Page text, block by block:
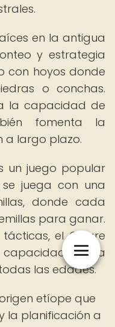
en la antigua
y estrategia
con hoyos donde
o conchas.
la capacidad de
fomenta la
a largo plazo.
un juego popular
juega con una
donde cada
para ganar.
el Oware
para
las edades.
etíope que
la planificación a